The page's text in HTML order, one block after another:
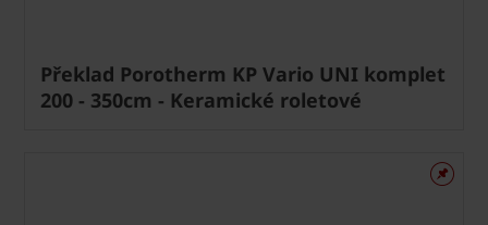
Překlad Porotherm KP Vario UNI komplet
200 - 350cm - Keramické roletové